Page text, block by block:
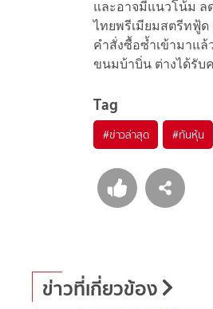
และอาจมีแนวโน้ม ล
ไทยพรีเมียมสตรีทฟู้ด
คำสั่งซื้อซ้ำเข้ามาแ
ขนมบ้าบิ่น ต่างได้รับ
Tag
#ข่าวล่าสุด #ทันหุ้น
ข่าวที่เกี่ยวข้อง